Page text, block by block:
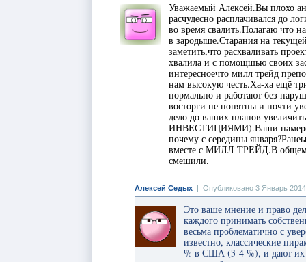
Уважаемый Алексей.Вы плохо
расчудесно расплачивался до
во время свалить.Полагаю что
в зародыше.Старания на
заметить,что расхваливать
хвалила и с помощшью своих
интересноечто милл трейд
нам высокую честь.Ха-ха ещё
нормально и работают без
восторги не понятны и почти
дело до ваших планов
ИНВЕСТИЦИЯМИ).Ваши
почему с середины
вместе с МИЛЛ ТРЕЙД.В общем
смешили.
Алексей Седых Опубликовано 3 Январь
Это ваше мнение и право
каждого принимать
весьма проблематично с
известно, классические
% в США (3-4 %), и дают их